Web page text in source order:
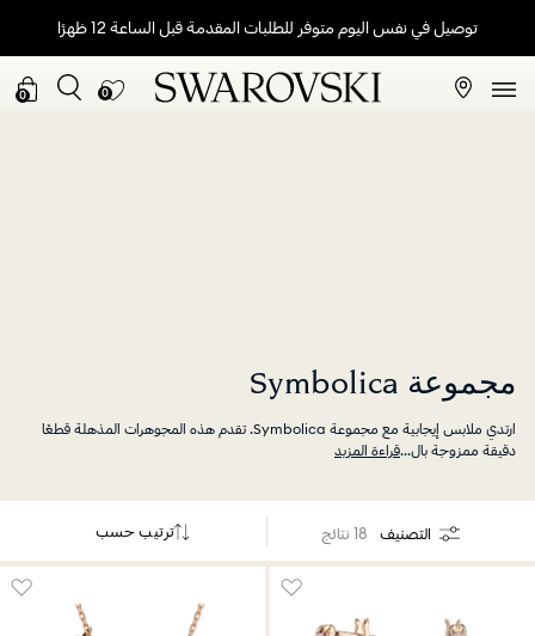
توصيل في نفس اليوم متوفر للطلبات المقدمة قبل الساعة 12 ظهرًا
0
0
مجموعة Symbolica
ارتدي ملابس إيجابية مع مجموعة Symbolica. تقدم هذه المجوهرات المذهلة قطعًا
دقيقة ممزوجة بال...قراءة المزيد
التصنيف 18 نتائج ترتيب حسب